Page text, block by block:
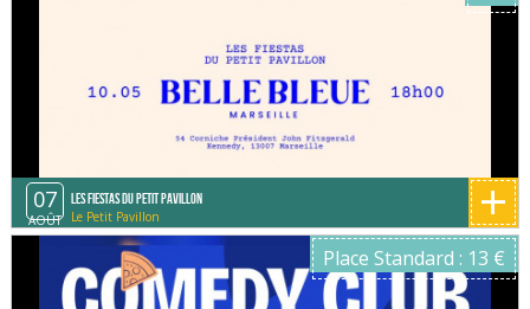
07
AOÛT
Les fiestas du Petit Pavillon
Le Petit Pavillon +
Place Standard : 13 €